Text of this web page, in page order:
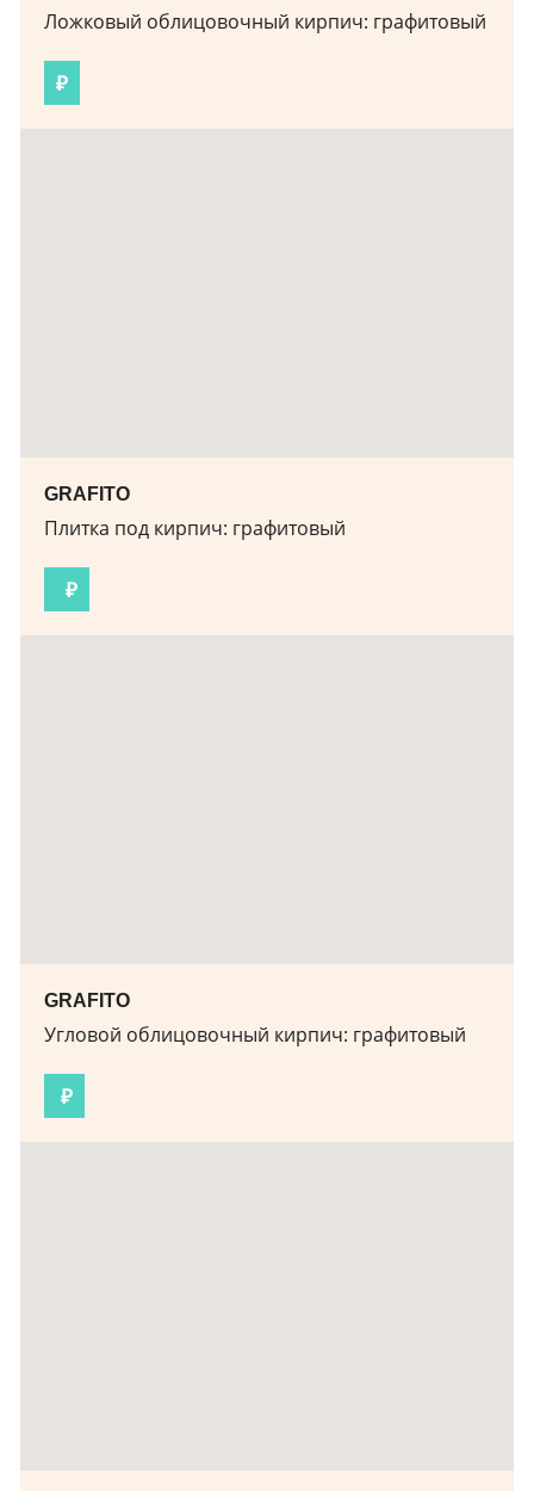
Ложковый облицовочный кирпич: графитовый
₽
GRAFITO
Плитка под кирпич: графитовый
₽
GRAFITO
Угловой облицовочный кирпич: графитовый
₽